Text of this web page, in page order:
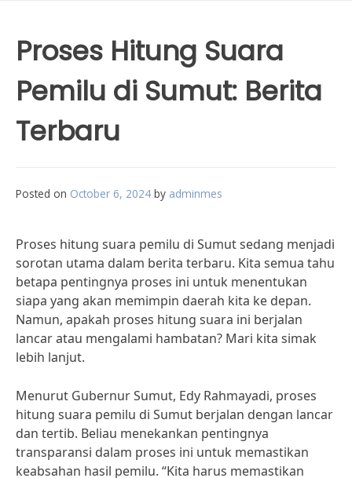
Proses Hitung Suara
Pemilu di Sumut: Berita
Terbaru
Posted on October 6, 2024 by adminmes
Proses hitung suara pemilu di Sumut sedang menjadi
sorotan utama dalam berita terbaru. Kita semua tahu
betapa pentingnya proses ini untuk menentukan
siapa yang akan memimpin daerah kita ke depan.
Namun, apakah proses hitung suara ini berjalan
lancar atau mengalami hambatan? Mari kita simak
lebih lanjut.
Menurut Gubernur Sumut, Edy Rahmayadi, proses
hitung suara pemilu di Sumut berjalan dengan lancar
dan tertib. Beliau menekankan pentingnya
transparansi dalam proses ini untuk memastikan
keabsahan hasil pemilu. “Kita harus memastikan